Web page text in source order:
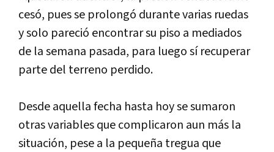
cesó, pues se prolongó durante varias ruedas
y solo pareció encontrar su piso a mediados
de la semana pasada, para luego sí recuperar
parte del terreno perdido.
Desde aquella fecha hasta hoy se sumaron
otras variables que complicaron aun más la
situación, pese a la pequeña tregua que